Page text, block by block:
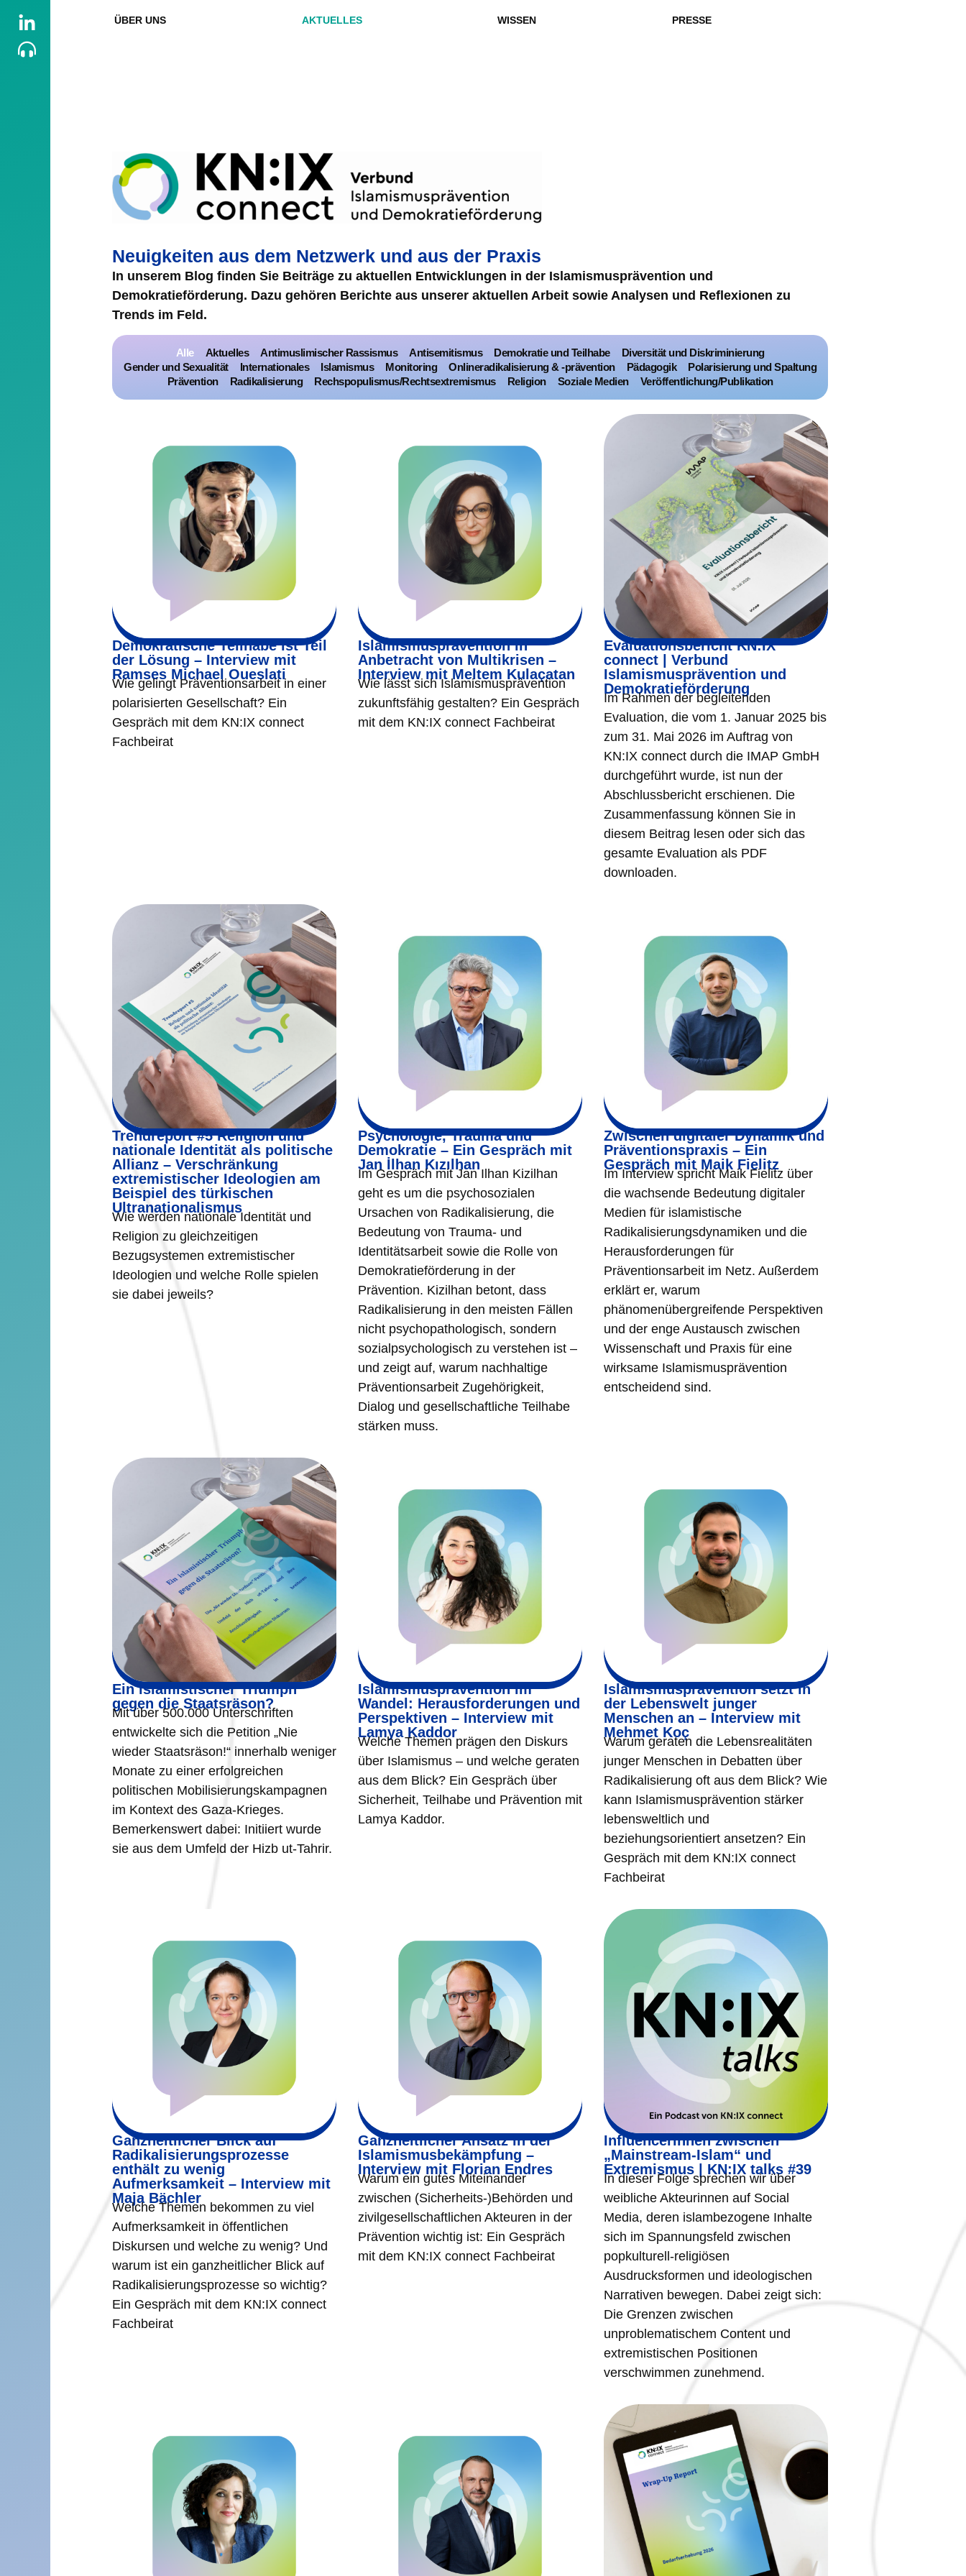
ÜBER UNS AKTUELLES WISSEN PRESSE
Neuigkeiten aus dem Netzwerk und aus der Praxis
In unserem Blog finden Sie Beiträge zu aktuellen Entwicklungen in der Islamismusprävention und
Demokratieförderung. Dazu gehören Berichte aus unserer aktuellen Arbeit sowie Analysen und Reflexionen zu
Trends im Feld.
Aktuelles Antimuslimischer Rassismus Antisemitismus Demokratie und Teilhabe
Diversität und Diskriminierung
Gender und Sexualität
Internationales Islamismus Monitoring Onlineradikalisierung & -prävention Pädagogik
Polarisierung und Spaltung
Prävention
Radikalisierung Rechspopulismus/Rechtsextremismus Religion Soziale Medien Veröffentlichung/Publikation
Alle
Demokratische Teilhabe ist Teil
der Lösung – Interview mit
Ramses Michael Oueslati
Wie gelingt Präventionsarbeit in einer
polarisierten Gesellschaft? Ein
Gespräch mit dem KN:IX connect
Fachbeirat
Islamismusprävention in
Anbetracht von Multikrisen –
Interview mit Meltem Kulaçatan
Wie lässt sich Islamismusprävention
zukunftsfähig gestalten? Ein Gespräch
mit dem KN:IX connect Fachbeirat
Evaluationsbericht KN:IX
connect | Verbund
Islamismusprävention und
Demokratieförderung
Im Rahmen der begleitenden
Evaluation, die vom 1. Januar 2025 bis
zum 31. Mai 2026 im Auftrag von
KN:IX connect durch die IMAP GmbH
durchgeführt wurde, ist nun der
Abschlussbericht erschienen. Die
Zusammenfassung können Sie in
diesem Beitrag lesen oder sich das
gesamte Evaluation als PDF
downloaden.
Trendreport #5 Religion und
nationale Identität als politische
Allianz – Verschränkung
extremistischer Ideologien am
Beispiel des türkischen
Ultranationalismus
Wie werden nationale Identität und
Religion zu gleichzeitigen
Bezugsystemen extremistischer
Ideologien und welche Rolle spielen
sie dabei jeweils?
Psychologie, Trauma und
Demokratie – Ein Gespräch mit
Jan İlhan Kızılhan
Im Gespräch mit Jan Ilhan Kizilhan
geht es um die psychosozialen
Ursachen von Radikalisierung, die
Bedeutung von Trauma- und
Identitätsarbeit sowie die Rolle von
Demokratieförderung in der
Prävention. Kizilhan betont, dass
Radikalisierung in den meisten Fällen
nicht psychopathologisch, sondern
sozialpsychologisch zu verstehen ist –
und zeigt auf, warum nachhaltige
Präventionsarbeit Zugehörigkeit,
Dialog und gesellschaftliche Teilhabe
stärken muss.
Zwischen digitaler Dynamik und
Präventionspraxis – Ein
Gespräch mit Maik Fielitz
Im Interview spricht Maik Fielitz über
die wachsende Bedeutung digitaler
Medien für islamistische
Radikalisierungsdynamiken und die
Herausforderungen für
Präventionsarbeit im Netz. Außerdem
erklärt er, warum
phänomenübergreifende Perspektiven
und der enge Austausch zwischen
Wissenschaft und Praxis für eine
wirksame Islamismusprävention
entscheidend sind.
Ein islamistischer Triumph
gegen die Staatsräson?
Mit über 500.000 Unterschriften
entwickelte sich die Petition „Nie
wieder Staatsräson!“ innerhalb weniger
Monate zu einer erfolgreichen
politischen Mobilisierungskampagnen
im Kontext des Gaza-Krieges.
Bemerkenswert dabei: Initiiert wurde
sie aus dem Umfeld der Hizb ut-Tahrir.
Islamismusprävention im
Wandel: Herausforderungen und
Perspektiven – Interview mit
Lamya Kaddor
Welche Themen prägen den Diskurs
über Islamismus – und welche geraten
aus dem Blick? Ein Gespräch über
Sicherheit, Teilhabe und Prävention mit
Lamya Kaddor.
Islamismusprävention setzt in
der Lebenswelt junger
Menschen an – Interview mit
Mehmet Koç
Warum geraten die Lebensrealitäten
junger Menschen in Debatten über
Radikalisierung oft aus dem Blick? Wie
kann Islamismusprävention stärker
lebensweltlich und
beziehungsorientiert ansetzen? Ein
Gespräch mit dem KN:IX connect
Fachbeirat
Ganzheitlicher Blick auf
Radikalisierungsprozesse
enthält zu wenig
Aufmerksamkeit – Interview mit
Maja Bächler
Welche Themen bekommen zu viel
Aufmerksamkeit in öffentlichen
Diskursen und welche zu wenig? Und
warum ist ein ganzheitlicher Blick auf
Radikalisierungsprozesse so wichtig?
Ein Gespräch mit dem KN:IX connect
Fachbeirat
Ganzheitlicher Ansatz in der
Islamismusbekämpfung –
Interview mit Florian Endres
Warum ein gutes Miteinander
zwischen (Sicherheits-)Behörden und
zivilgesellschaftlichen Akteuren in der
Prävention wichtig ist: Ein Gespräch
mit dem KN:IX connect Fachbeirat
Influencerinnen zwischen
„Mainstream-Islam“ und
Extremismus | KN:IX talks #39
In dieser Folge sprechen wir über
weibliche Akteurinnen auf Social
Media, deren islambezogene Inhalte
sich im Spannungsfeld zwischen
popkulturell-religiösen
Ausdrucksformen und ideologischen
Narrativen bewegen. Dabei zeigt sich:
Die Grenzen zwischen
unproblematischem Content und
extremistischen Positionen
verschwimmen zunehmend.